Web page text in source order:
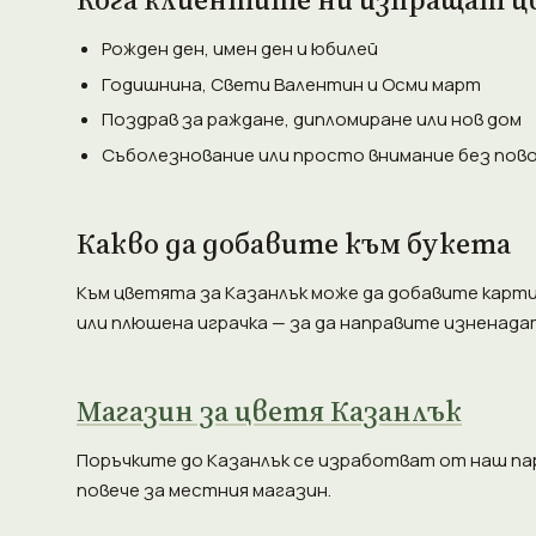
Рожден ден, имен ден и юбилей
Годишнина, Свети Валентин и Осми март
Поздрав за раждане, дипломиране или нов дом
Съболезнование или просто внимание без
Какво да добавите към букета
Към цветята за Казанлък може да добавите
или плюшена играчка — за да направите
Магазин за цветя Казанлък
Поръчките до Казанлък се изработват от наш
повече за местния магазин.